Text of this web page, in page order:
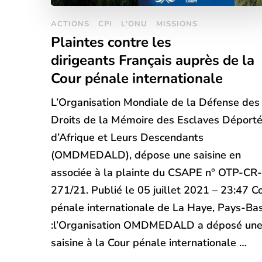
ACTIONS CPI L'ONU MISSIONS
Plaintes contre les
dirigeants Français auprès de la
Cour pénale internationale
L’Organisation Mondiale de la Défense des
Droits de la Mémoire des Esclaves
d’Afrique et Leurs Descendants
(OMDMEDALD), dépose une saisine en
associée à la plainte du CSAPE n° OTP-CR-
271/21. Publié le 05 juillet 2021 – 23:47
pénale internationale de La Haye, Pays-
:l’Organisation OMDMEDALD a déposé une
saisine à la Cour pénale internationale …